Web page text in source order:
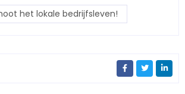
het lokale bedrijfsleven!